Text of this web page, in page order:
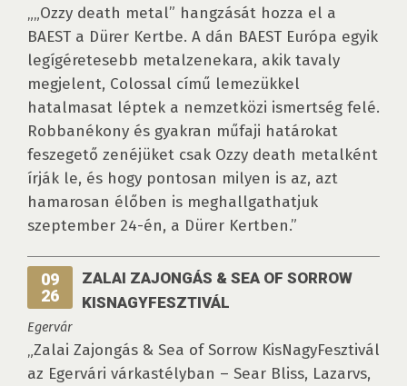
„„Ozzy death metal” hangzását hozza el a
BAEST a Dürer Kertbe. A dán BAEST Európa egyik
legígéretesebb metalzenekara, akik tavaly
megjelent, Colossal című lemezükkel
hatalmasat léptek a nemzetközi ismertség felé.
Robbanékony és gyakran műfaji határokat
feszegető zenéjüket csak Ozzy death metalként
írják le, és hogy pontosan milyen is az, azt
hamarosan élőben is meghallgathatjuk
szeptember 24-én, a Dürer Kertben.”
09
26
ZALAI ZAJONGÁS & SEA OF SORROW
KISNAGYFESZTIVÁL
Egervár
„Zalai Zajongás & Sea of Sorrow KisNagyFesztivál
az Egervári várkastélyban – Sear Bliss, Lazarvs,